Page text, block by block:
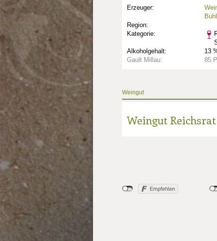
Erzeuger:
Buhl
Region:
Kategorie:
Alkoholgehalt:
13
Gault Millau:
85
Weingut
Weingut